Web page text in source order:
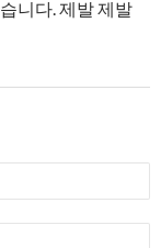
니다. 제발 제발